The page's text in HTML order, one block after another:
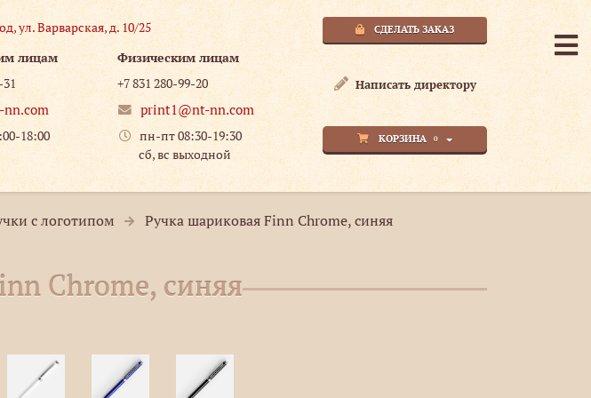
,ул. Варварская, д. 10/25
лицам
18:00
Физическим лицам
+7 831 280-99-20
print1@nt-nn.com
пн-пт 08:30-19:30
сб, вс выходной
СДЕЛАТЬ ЗАКАЗ
Написать директору
КОРЗИНА 0
с логотипом
Ручка шариковая Finn Chrome, синяя
Chrome, синяя